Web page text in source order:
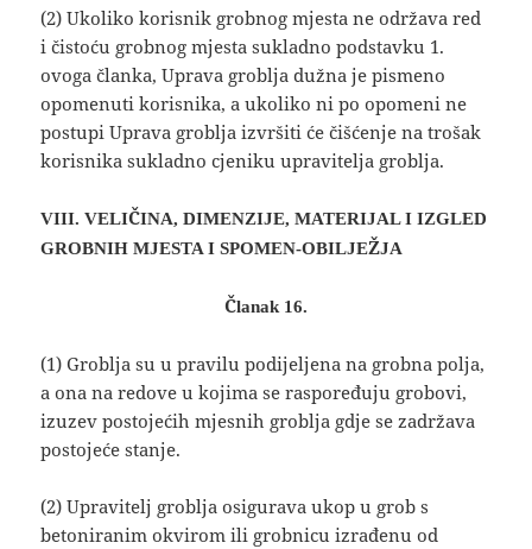
(2) Ukoliko korisnik grobnog mjesta ne održava red
i čistoću grobnog mjesta sukladno podstavku 1.
ovoga članka, Uprava groblja dužna je pismeno
opomenuti korisnika, a ukoliko ni po opomeni ne
postupi Uprava groblja izvršiti će čišćenje na trošak
korisnika sukladno cjeniku upravitelja groblja.
VIII. VELIČINA, DIMENZIJE, MATERIJAL I IZGLED
GROBNIH MJESTA I SPOMEN-OBILJEŽJA
Članak 16.
(1) Groblja su u pravilu podijeljena na grobna polja,
a ona na redove u kojima se raspoređuju grobovi,
izuzev postojećih mjesnih groblja gdje se zadržava
postojeće stanje.
(2) Upravitelj groblja osigurava ukop u grob s
betoniranim okvirom ili grobnicu izrađenu od